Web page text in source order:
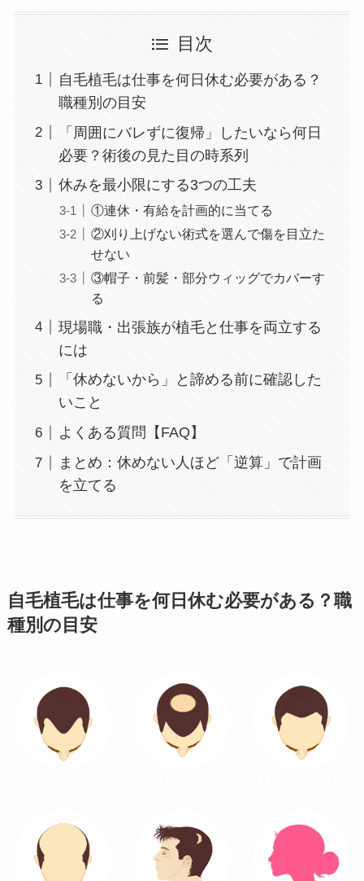
目次
自毛植毛は仕事を何日休む必要がある？
職種別の目安
「周囲にバレずに復帰」したいなら何日
必要？術後の見た目の時系列
休みを最小限にする3つの工夫
①連休・有給を計画的に当てる
②刈り上げない術式を選んで傷を目立た
せない
③帽子・前髪・部分ウィッグでカバーす
る
現場職・出張族が植毛と仕事を両立する
には
「休めないから」と諦める前に確認した
いこと
よくある質問【FAQ】
まとめ：休めない人ほど「逆算」で計画
を立てる
自毛植毛は仕事を何日休む必要がある？職
種別の目安